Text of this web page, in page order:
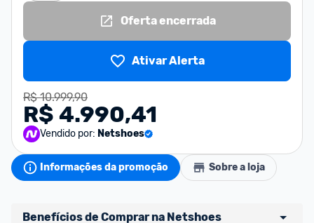
Oferta encerrada
Ativar Alerta
R$ 10.999,90
R$ 4.990,41
Vendido por: Netshoes
Informações da promoção Sobre a loja
Benefícios de Comprar na Netshoes